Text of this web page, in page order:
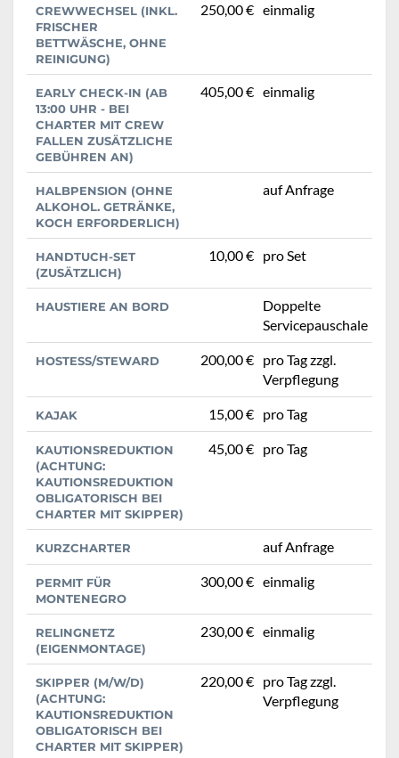
CREWWECHSEL (INKL.
FRISCHER
BETTWÄSCHE, OHNE
REINIGUNG)
250,00 € einmalig
EARLY CHECK-IN (AB
13:00 UHR - BEI
CHARTER MIT CREW
FALLEN ZUSÄTZLICHE
GEBÜHREN AN)
405,00 € einmalig
HALBPENSION (OHNE
ALKOHOL. GETRÄNKE,
KOCH ERFORDERLICH)
auf Anfrage
HANDTUCH-SET
(ZUSÄTZLICH)
10,00 € pro Set
HAUSTIERE AN BORD
Doppelte
Servicepauschale
HOSTESS/STEWARD 200,00 € pro Tag zzgl.
Verpflegung
KAJAK 15,00 € pro Tag
KAUTIONSREDUKTION
(ACHTUNG:
KAUTIONSREDUKTION
OBLIGATORISCH BEI
CHARTER MIT SKIPPER)
45,00 € pro Tag
KURZCHARTER auf Anfrage
PERMIT FÜR
MONTENEGRO
300,00 € einmalig
RELINGNETZ
(EIGENMONTAGE)
230,00 € einmalig
SKIPPER (M/W/D)
(ACHTUNG:
KAUTIONSREDUKTION
OBLIGATORISCH BEI
CHARTER MIT SKIPPER)
220,00 € pro Tag zzgl.
Verpflegung